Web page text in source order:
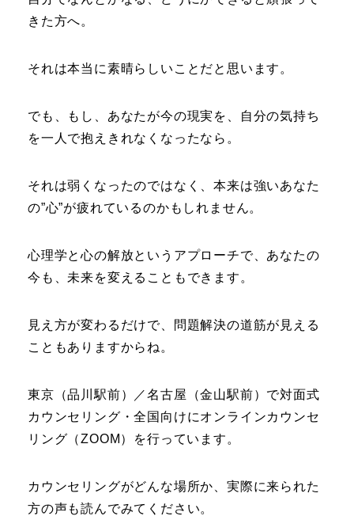
きた方へ。
それは本当に素晴らしいことだと思います。
でも、もし、あなたが今の現実を、自分の気持ち
を一人で抱えきれなくなったなら。
それは弱くなったのではなく、本来は強いあなた
の”心”が疲れているのかもしれません。
心理学と心の解放というアプローチで、あなたの
今も、未来を変えることもできます。
見え方が変わるだけで、問題解決の道筋が見える
こともありますからね。
東京（品川駅前）／名古屋（金山駅前）で対面式
カウンセリング・全国向けにオンラインカウンセ
リング（ZOOM）を行っています。
カウンセリングがどんな場所か、実際に来られた
方の声も読んでみてください。